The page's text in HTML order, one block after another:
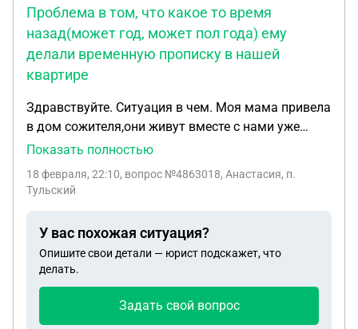
банка (Банк 7 лет назад стал банкротом) подаст
иск на возврат залоговых квартир. Вопрос-
Может ли банк инвестор по суду забрать
квартиру у добропорядочного собственника
квартиры его юр. лицу (компании).
Проблема в том, что какое то время
назад(может год, может пол года) ему
делали временную прописку в нашей
квартире
Здравствуйте. Ситуация в чем. Моя мама привела
в дом сожителя,они живут вместе с нами уже
какое то время,но сейчас он перешел все рамки
том,что какое то время назад(может год,может
решить данный вопрос. Если вызвать полицию с
просьбой о его выселении это даст какой то
результат или нужно подавать в суд?
Показать полностью
18 февраля, 22:10, вопрос №4863018, Анастасия, п.
Тульский
У вас похожая ситуация?
Опишите свои детали — юрист подскажет, что
делать.
Задать свой вопрос